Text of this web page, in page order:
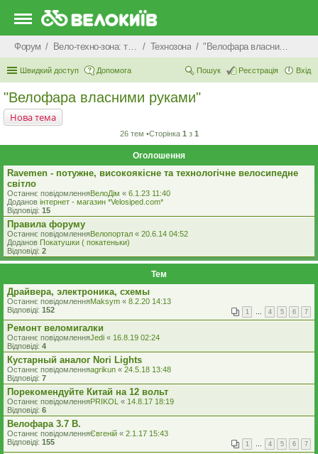
Форум Вело-техно-зона: технічні питання та консультації Технозона "Велофара власними руками"
Швидкий доступ Допомога Вхід
Реєстрація
Пошук
"Велофара власними руками"
Нова тема
26 тем •Сторінка 1 з 1
Оголошення
Ravemen - потужне, високоякісне та технологічне велосипедне
світло
Останнє повідомленняВелоДім « 6.1.23 11:40
Доданов iнтернет - магазин *Velosiped.com*
Відповіді: 15
Правила форуму
Останнє повідомленняВелопортал « 20.6.14 04:52
Доданов Покатушки ( покатеньки)
Відповіді: 2
Тем
Драйвера, электроника, схемы
Останнє повідомленняMaksym « 8.2.20 14:13
Відповіді: 152 1 … 4 5 6 7
Ремонт веломигалки
Останнє повідомленняJedi « 16.8.19 02:24
Відповіді: 4
Кустарный аналог Nori Lights
Останнє повідомленняagrikun « 24.5.18 13:48
Відповіді: 7
Порекомендуйте Китай на 12 вольт
Останнє повідомленняPRIKOL « 14.8.17 18:19
Відповіді: 6
Велофара 3.7 В.
Останнє повідомленняЄвгеній « 2.1.17 15:43
Відповіді: 155 1 … 4 5 6 7